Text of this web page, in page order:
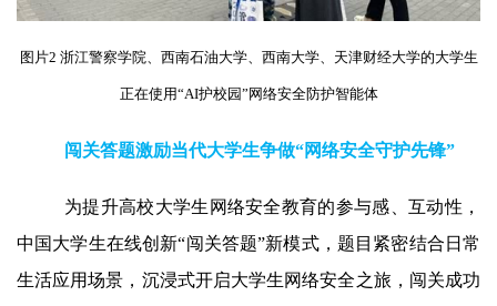
图片2 浙江警察学院、西南石油大学、西南大学、天津财经大学的大学生
正在使用“AI护校园”网络安全防护智能体
闯关答题激励当代大学生争做“网络安全守护先锋”
为提升高校大学生网络安全教育的参与感、互动性，
中国大学生在线创新“闯关答题”新模式，题目紧密结合日常
生活应用场景，沉浸式开启大学生网络安全之旅，闯关成功